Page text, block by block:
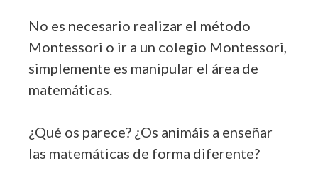
No es necesario realizar el método
Montessori o ir a un colegio Montessori,
simplemente es manipular el área de
matemáticas.
¿Qué os parece? ¿Os animáis a enseñar
las matemáticas de forma diferente?